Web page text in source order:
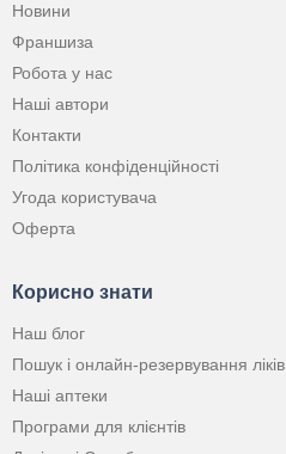
Новини
Франшиза
Робота у нас
Наші автори
Контакти
Політика конфіденційності
Угода користувача
Оферта
Корисно знати
Наш блог
Пошук і онлайн-резервування ліків
Наші аптеки
Програми для клієнтів